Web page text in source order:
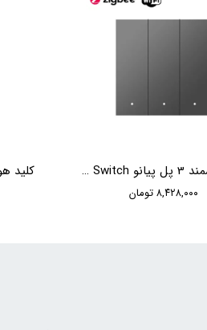
کلید هوشمند 3 پل پیانو Moorger 3 Gang Piano Switch
۸,۴۲۸,۰۰۰ تومان